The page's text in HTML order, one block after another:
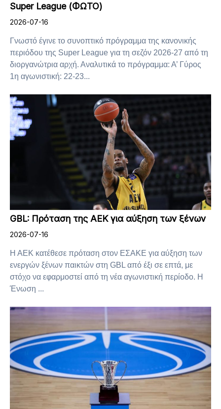
Super League (ΦΩΤΟ)
2026-07-16
Γνωστό έγινε το συνοπτικό πρόγραμμα της κανονικής
περιόδου της Super League για τη σεζόν 2026-27 από τη
διοργανώτρια αρχή. Αναλυτικά το πρόγραμμα: Α’ Γύρος
1η αγωνιστική: 22-23...
GBL: Πρόταση της ΑΕΚ για αύξηση των ξένων
2026-07-16
Η ΑΕΚ κατέθεσε πρόταση στον ΕΣΑΚΕ για αύξηση των
ενεργών ξένων παικτών στη GBL από έξι σε επτά, με
στόχο να εφαρμοστεί από τη νέα αγωνιστική περίοδο. Η
Ένωση ...